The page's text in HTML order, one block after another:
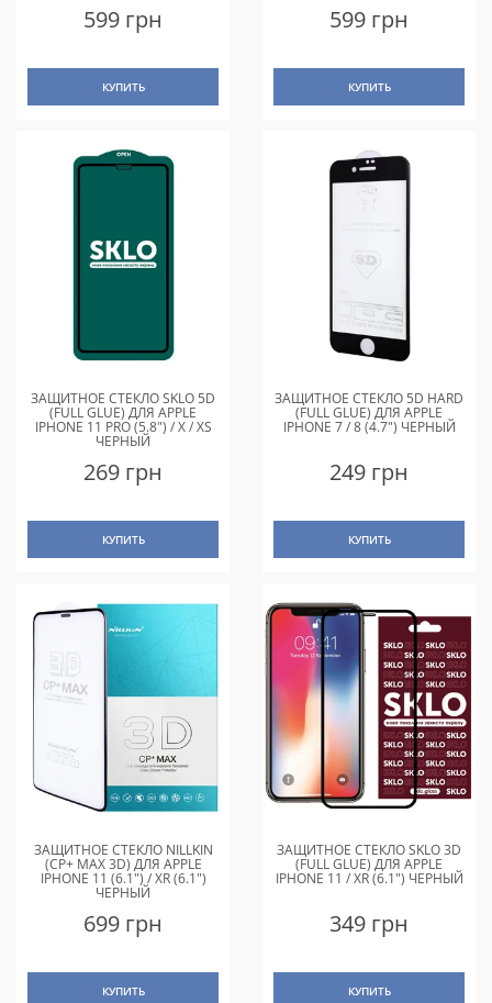
599 грн
КУПИТЬ
599 грн
КУПИТЬ
ЗАЩИТНОЕ СТЕКЛО SKLO 5D
(FULL GLUE) ДЛЯ APPLE
IPHONE 11 PRO (5.8") / X / XS
ЧЕРНЫЙ
269 грн
КУПИТЬ
ЗАЩИТНОЕ СТЕКЛО 5D HARD
(FULL GLUE) ДЛЯ APPLE
IPHONE 7 / 8 (4.7") ЧЕРНЫЙ
249 грн
КУПИТЬ
ЗАЩИТНОЕ СТЕКЛО NILLKIN
(CP+ MAX 3D) ДЛЯ APPLE
IPHONE 11 (6.1") / XR (6.1")
ЧЕРНЫЙ
699 грн
КУПИТЬ
ЗАЩИТНОЕ СТЕКЛО SKLO 3D
(FULL GLUE) ДЛЯ APPLE
IPHONE 11 / XR (6.1") ЧЕРНЫЙ
349 грн
КУПИТЬ